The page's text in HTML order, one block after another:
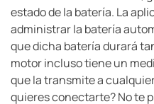
estado de la batería. La
administrar la batería
que dicha batería durará
motor incluso tiene un
que la transmite a
quieres conectarte? No te